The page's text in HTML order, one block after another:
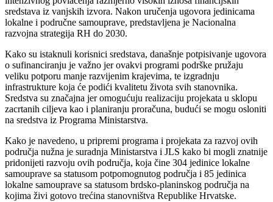
sredstava iz vanjskih izvora. Nakon uručenja ugovora jedinicama
lokalne i područne samouprave, predstavljena je Nacionalna
razvojna strategija RH do 2030.
Kako su istaknuli korisnici sredstava, današnje potpisivanje ugovora
o sufinanciranju je važno jer ovakvi programi podrške pružaju
veliku potporu manje razvijenim krajevima, te izgradnju
infrastrukture koja će podići kvalitetu života svih stanovnika.
Sredstva su značajna jer omogućuju realizaciju projekata u sklopu
zacrtanih ciljeva kao i planiranju proračuna, budući se mogu osloniti
na sredstva iz Programa Ministarstva.
Kako je navedeno, u pripremi programa i projekata za razvoj ovih
područja nužna je suradnja Ministarstva i JLS kako bi mogli znatnije
pridonijeti razvoju ovih područja, koja čine 304 jedinice lokalne
samouprave sa statusom potpomognutog područja i 85 jedinica
lokalne samouprave sa statusom brdsko-planinskog područja na
kojima živi gotovo trećina stanovništva Republike Hrvatske.